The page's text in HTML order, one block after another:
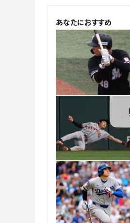
あなたにおすすめ